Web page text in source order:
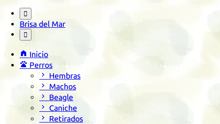

Brisa del Mar

 Inicio
 Perros
 Hembras
 Machos
 Beagle
 Caniche
 Retirados